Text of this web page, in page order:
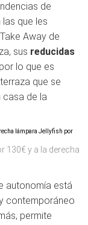
de
que les
Away de
sus reducidas
por lo que es
que se
casa de la
130€ y a la derecha
autonomía está
contemporáneo
permite